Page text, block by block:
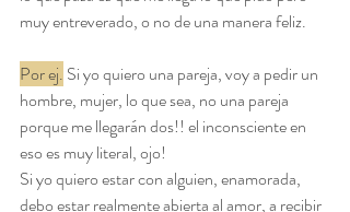
muy entreverado, o no de una manera feliz.
Por ej. Si yo quiero una pareja, voy a pedir un
hombre, mujer, lo que sea, no una pareja
porque me llegarán dos!! el inconsciente en
eso es muy literal, ojo!
Si yo quiero estar con alguien, enamorada,
debo estar realmente abierta al amor, a recibir